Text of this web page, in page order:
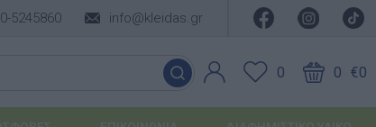
5245860 info@kleidas.gr
0 0 €0